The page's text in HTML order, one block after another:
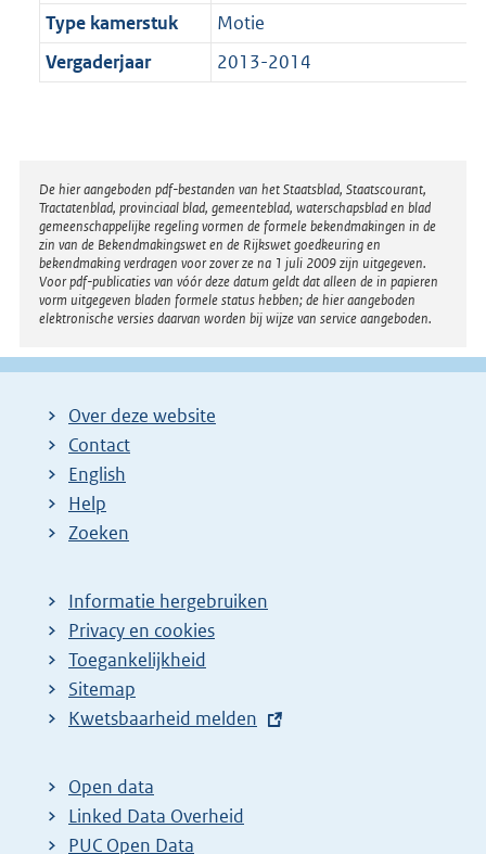
Type kamerstuk
Motie
Vergaderjaar
2013-2014
Disclaimer
De hier aangeboden pdf-bestanden van het Staatsblad, Staatscourant,
Tractatenblad, provinciaal blad, gemeenteblad, waterschapsblad en blad
gemeenschappelijke regeling vormen de formele bekendmakingen in de
zin van de Bekendmakingswet en de Rijkswet goedkeuring en
bekendmaking verdragen voor zover ze na 1 juli 2009 zijn uitgegeven.
Voor pdf-publicaties van vóór deze datum geldt dat alleen de in papieren
vorm uitgegeven bladen formele status hebben; de hier aangeboden
elektronische versies daarvan worden bij wijze van service aangeboden.
Over deze website
Contact
English
Help
Zoeken
Informatie hergebruiken
Privacy en cookies
Toegankelijkheid
Sitemap
E
t
e
r
Kwetsbaarheid melden
Open data
Linked Data Overheid
PUC Open Data